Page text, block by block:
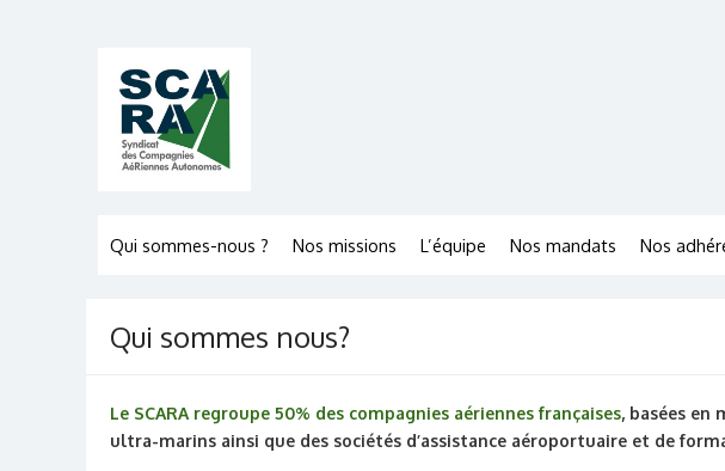
content
Qui sommes-nous ? Nos missions L’équipe Nos mandats Nos
Qui sommes nous?
Le SCARA regroupe 50% des compagnies aériennes françaises, basées
ultra-marins ainsi que des sociétés d’assistance aéroportuaire et de